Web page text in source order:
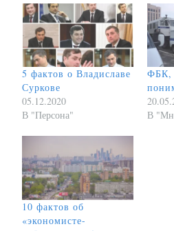
5 фактов о Владиславе
Суркове
05.12.2020
В "Персона"
ФБК,
В
10 фактов об
«экономисте-